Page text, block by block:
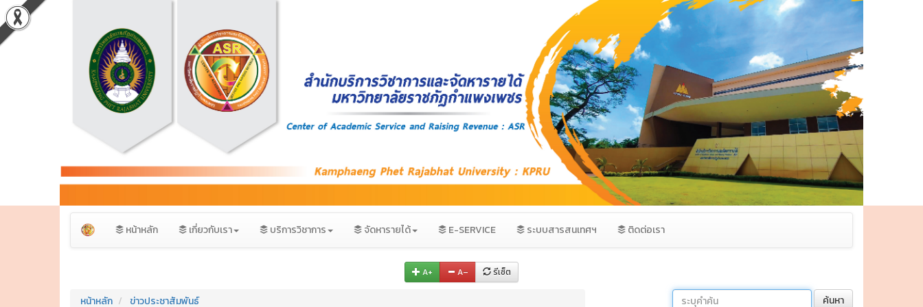
หน้าหลัก เกี่ยวกับเรา บริการวิชาการ จัดหารายได้ E-SERVICE ระบบสารสนเทศฯ ติดต่อเรา
A+ A– รีเซ็ต
หน้าหลัก ข่าวประชาสัมพันธ์ ค้นหา